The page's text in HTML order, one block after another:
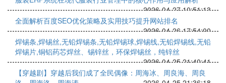
2026-04-27 10:51:13
全面解析百度SEO优化策略及实用技巧提升网站排名
2026-04-26 17:54:00
焊锡条,焊锡丝,无铅焊锡条,无铅焊锡球,焊锡线,无铅焊锡线,无铅
焊锡片,铜铝药芯焊丝、锡锌丝，环保焊锡丝，纯锌丝
2026-04-25 21:40:41
【穿越剧】穿越后我们成了全民偶像：周海冰、周良海、周良